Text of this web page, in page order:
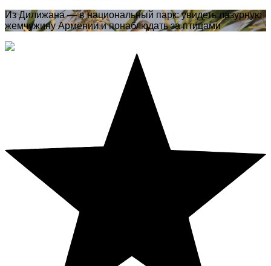
Из Дилижана — в национальный парк: увидеть лазурную
жемчужину Армении и понаблюдать за птицами